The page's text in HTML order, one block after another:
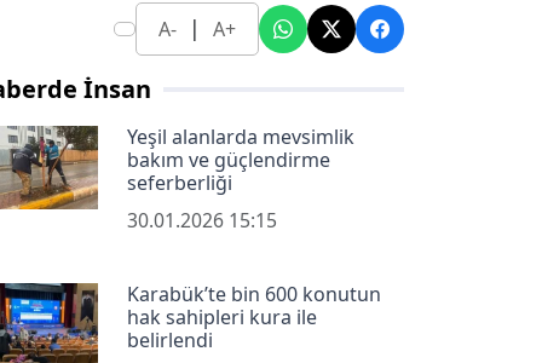
A- | A+
İnsan
Yeşil alanlarda mevsimlik
bakım ve güçlendirme
seferberliği
30.01.2026 15:15
Karabük’te bin 600 konutun
hak sahipleri kura ile
belirlendi